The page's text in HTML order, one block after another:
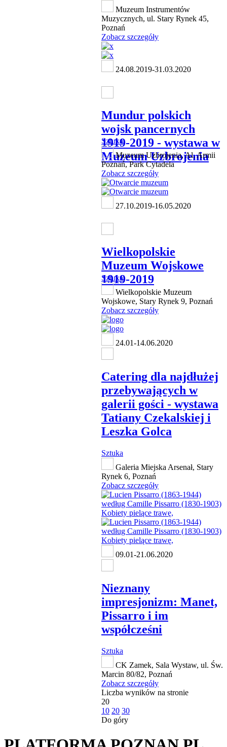
Muzeum Instrumentów
Muzycznych, ul. Stary Rynek 45,
Poznań
Zobacz szczegóły
24.08.2019-31.03.2020
Mundur polskich
wojsk pancernych
1919-2019 - wystawa w
Muzeum Uzbrojenia
Sztuka
Muzeum Uzbrojenia, Al. Armii
Poznań, Park Cytadela
Zobacz szczegóły
27.10.2019-16.05.2020
Wielkopolskie
Muzeum Wojskowe
1919-2019
Sztuka
Wielkopolskie Muzeum
Wojskowe, Stary Rynek 9, Poznań
Zobacz szczegóły
24.01-14.06.2020
Catering dla najdłużej
przebywających w
galerii gości - wystawa
Tatiany Czekalskiej i
Leszka Golca
Sztuka
Galeria Miejska Arsenał, Stary
Rynek 6, Poznań
Zobacz szczegóły
09.01-21.06.2020
Nieznany
impresjonizm: Manet,
Pissarro i im
współcześni
Sztuka
CK Zamek, Sala Wystaw, ul. Św.
Marcin 80/82, Poznań
Zobacz szczegóły
Liczba wyników na stronie
20
10 20 30
Do góry